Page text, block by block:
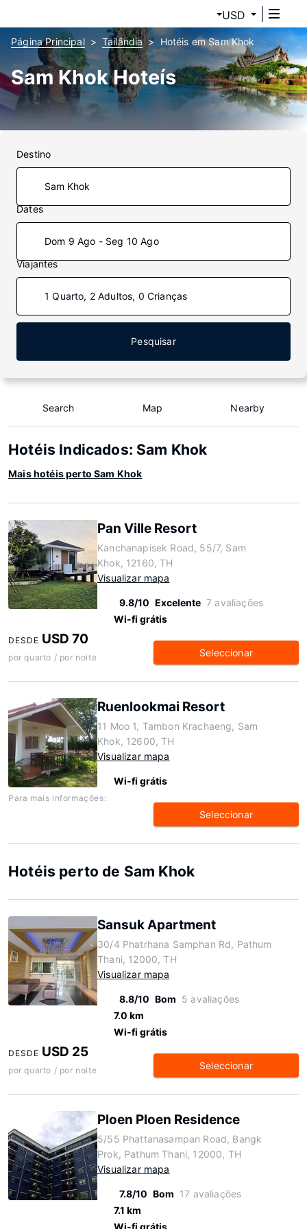
USD
Página Principal Tailândia Hotéis em Sam Khok
Sam Khok Hoteís
Destino
Dates
Dom 9 Ago - Seg 10 Ago
Viajantes
1 Quarto, 2 Adultos, 0 Crianças
Pesquisar
Search Map Nearby
Hotéis Indicados: Sam Khok
Mais hotéis perto Sam Khok
Pan Ville Resort
Kanchanapisek Road, 55/7, Sam
Khok, 12160, TH
Visualizar mapa
9.8/10 Excelente 7 avaliações
Wi-fi grátis
DESDE USD 70
por quarto / por noite Seleccionar
Ruenlookmai Resort
11 Moo 1, Tambon Krachaeng, Sam
Khok, 12600, TH
Visualizar mapa
Wi-fi grátis
Para mais informações:
Seleccionar
Hotéis perto de Sam Khok
Sansuk Apartment
30/4 Phatrhana Samphan Rd, Pathum
Thani, 12000, TH
Visualizar mapa
8.8/10 Bom 5 avaliações
7.0 km
Wi-fi grátis
DESDE USD 25
por quarto / por noite Seleccionar
Ploen Ploen Residence
5/55 Phattanasampan Road, Bangk
Prok, Pathum Thani, 12000, TH
Visualizar mapa
7.8/10 Bom 17 avaliações
7.1 km
Wi-fi grátis